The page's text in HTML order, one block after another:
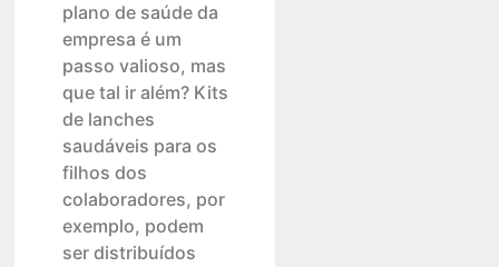
plano de saúde da
empresa é um
passo valioso, mas
que tal ir além? Kits
de lanches
saudáveis para os
filhos dos
colaboradores, por
exemplo, podem
ser distribuídos